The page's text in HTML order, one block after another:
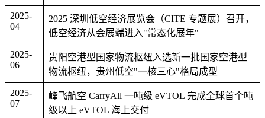
2025-
04
2025 深圳低空经济展览会（CITE 专题展）召开，
低空经济从会展端进入"常态化展年"
2025-
06
贵阳空港型国家物流枢纽入选新一批国家空港型
物流枢纽，贵州低空"一核三心"格局成型
2025-
07
峰飞航空 CarryAll 一吨级 eVTOL 完成全球首个吨
级以上 eVTOL 海上交付